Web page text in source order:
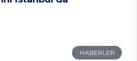
HABERLER